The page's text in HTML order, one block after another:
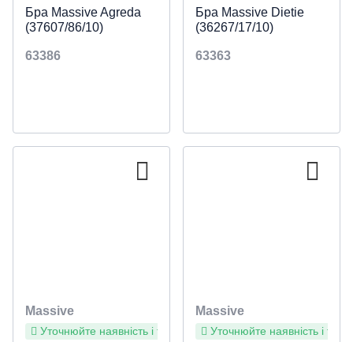
Бра Massive Agreda
(37607/86/10)
63386
Бра Massive Dietie
(36267/17/10)
63363
Massive
Уточнюйте наявність і терміни
Massive
Уточнюйте наявність і